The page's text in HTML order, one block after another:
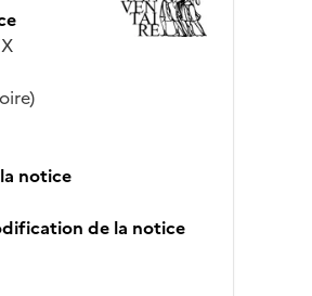
notice
de la notice